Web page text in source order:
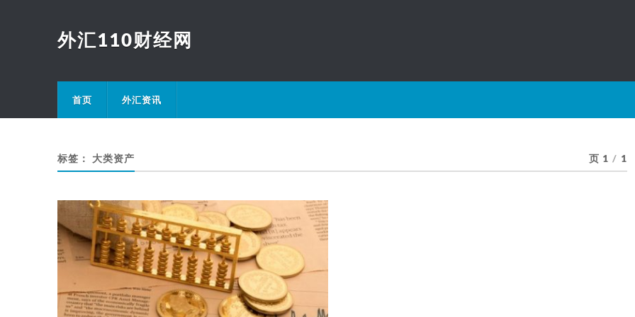
外汇110财经网
首页 外汇资讯
标签： 大类资产 页 1 / 1